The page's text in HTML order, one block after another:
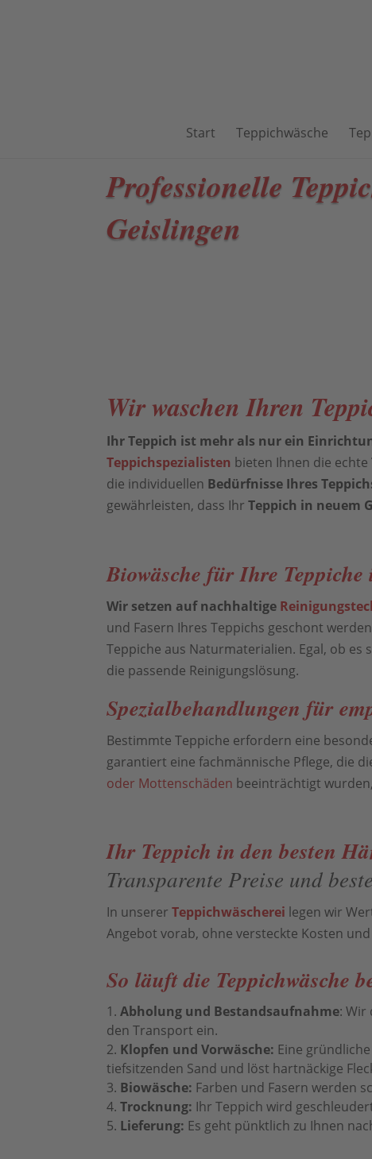
Start Teppichwäsche
Professionelle
Geislingen
Wir waschen Ihren
Ihr Teppich ist mehr als nur ein
Teppichspezialisten bieten Ihnen die echte
die individuellen Bedürfnisse Ihres
gewährleisten, dass IhrTeppich in neuem
Biowäsche für Ihre
Wir setzen auf nachhaltige
und Fasern Ihres Teppichs geschont
Teppiche aus Naturmaterialien. Egal, ob
die passende Reinigungslösung.
Spezialbehandlungen für
Bestimmte Teppiche erfordern eine
garantiert eine fachmännische Pflege, die
oder Mottenschäden beeinträchtigt
Ihr Teppich in den besten
Transparente Preise und
In unsererTeppichwäscherei legen wir
Angebot vorab, ohne versteckte Kosten
So läuft die Teppichwäsche
Abholung und Bestandsaufnahme: Wir
den Transport ein.
Klopfen und Vorwäsche: Eine
tiefsitzenden Sand und löst hartnäckige
Biowäsche: Farben und Fasern werden
Trocknung: Ihr Teppich wird
Lieferung: Es geht pünktlich zu Ihnen